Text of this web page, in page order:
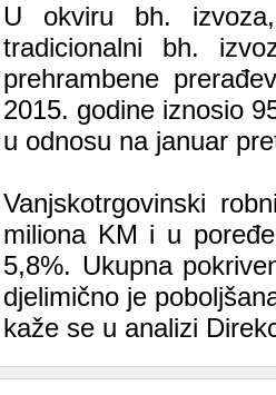
U okviru bh.
tradicionalni bh.
prehrambene
2015. godine iznosio
u odnosu na januar
Vanjskotrgovinski
miliona KM i u
5,8%. Ukupna
djelimično je
kaže se u analizi